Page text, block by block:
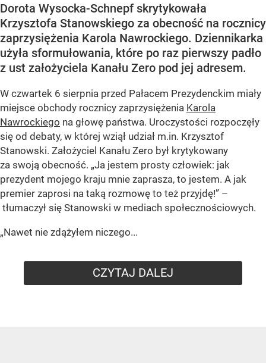
Dorota Wysocka-Schnepf skrytykowała
Krzysztofa Stanowskiego za obecność na rocznicy
zaprzysiężenia Karola Nawrockiego. Dziennikarka
użyła sformułowania, które po raz pierwszy padło
z ust założyciela Kanału Zero pod jej adresem.
W czwartek 6 sierpnia przed Pałacem Prezydenckim miały
miejsce obchody rocznicy zaprzysiężenia Karola
Nawrockiego na głowę państwa. Uroczystości rozpoczęły
się od debaty, w której wziął udział m.in. Krzysztof
Stanowski. Założyciel Kanału Zero był krytykowany
za swoją obecność. „Ja jestem prosty człowiek: jak
prezydent mojego kraju mnie zaprasza, to jestem. A jak
premier zaprosi na taką rozmowę to też przyjdę!” –
tłumaczył się Stanowski w mediach społecznościowych.
„Nawet nie zdążyłem niczego...
CZYTAJ DALEJ